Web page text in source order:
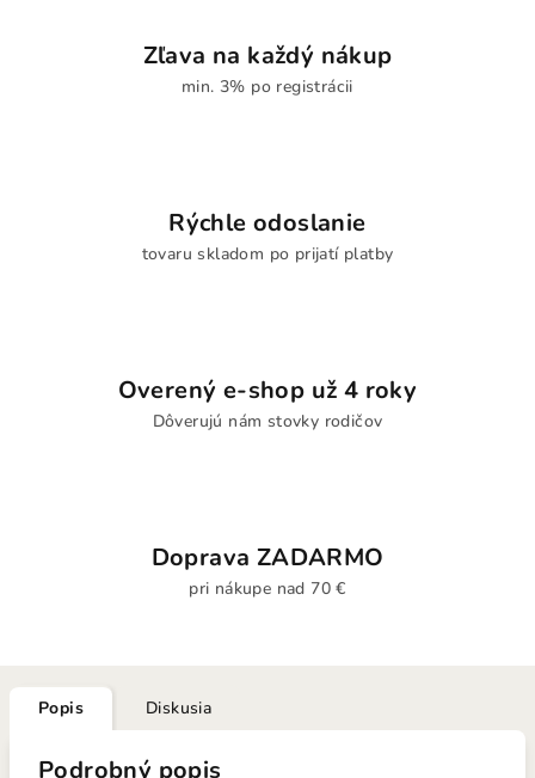
Zľava na každý nákup
min. 3% po registrácii
Rýchle odoslanie
tovaru skladom po prijatí platby
Overený e-shop už 4 roky
Dôverujú nám stovky rodičov
Doprava ZADARMO
pri nákupe nad 70 €
Popis Diskusia
Podrobný popis